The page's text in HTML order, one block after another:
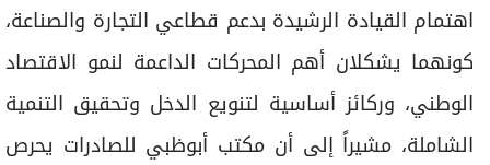
اهتمام القيادة الرشيدة بدعم قطاعي التجارة والصناعة،
كونهما يشكلان أهم المحركات الداعمة لنمو الاقتصاد
الوطني، وركائز أساسية لتنويع الدخل وتحقيق التنمية
الشاملة، مشيراً إلى أن مكتب أبوظبي للصادرات يحرص